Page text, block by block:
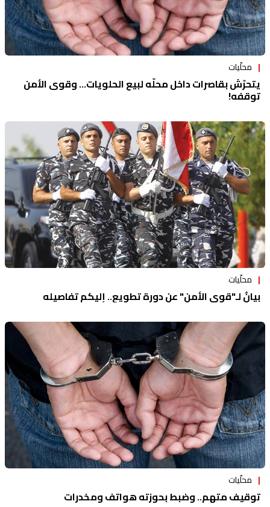
محلّيات
يتحرّش بقاصرات داخل محلّه لبيع الحلويات... وقوى الأمن
توقفه!
محلّيات
بيانٌ لـ"قوى الأمن" عن دورة تطويع.. إليكم تفاصيله
محلّيات
توقيف متهم.. وضبط بحوزته هواتف ومخدرات